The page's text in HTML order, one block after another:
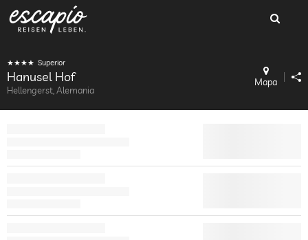
Superior
Hanusel Hof
Hellengerst, Alemania
Mapa